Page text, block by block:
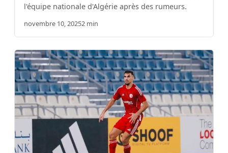
l'équipe nationale d'Algérie après des rumeurs.
novembre 10, 20252 min